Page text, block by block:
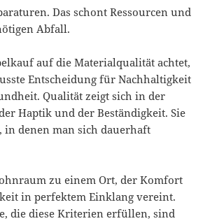
Das schont Ressourcen und
Abfall.
auf die Materialqualität achtet,
Entscheidung für Nachhaltigkeit
Qualität zeigt sich in der
Haptik und der Beständigkeit. Sie
in denen man sich dauerhaft
zu einem Ort, der Komfort
in perfektem Einklang vereint.
die diese Kriterien erfüllen, sind